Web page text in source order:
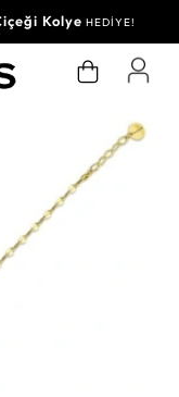
Kolye HEDİYE!